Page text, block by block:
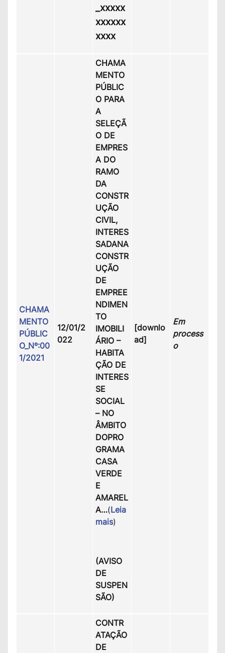
_xxxxx
xxxxxx
xxxx
CHAMA
MENTO
PÚBLIC
O_Nº:00
1/2021
12/01/2
022
CHAMA
MENTO
PÚBLIC
O PARA
A
SELEÇÃ
O DE
EMPRES
A DO
RAMO
DA
CONSTR
UÇÃO
CIVIL,
INTERES
SADANA
CONSTR
UÇÃO
DE
EMPREE
NDIMEN
TO
IMOBILI
ÁRIO –
HABITA
ÇÃO DE
INTERES
SE
SOCIAL
– NO
ÂMBITO
DOPRO
GRAMA
CASA
VERDE
E
AMAREL
A…(Leia
mais)
(AVISO
DE
SUSPEN
SÃO)
[downlo
ad]
Em
process
o
CONTR
ATAÇÃO
DE